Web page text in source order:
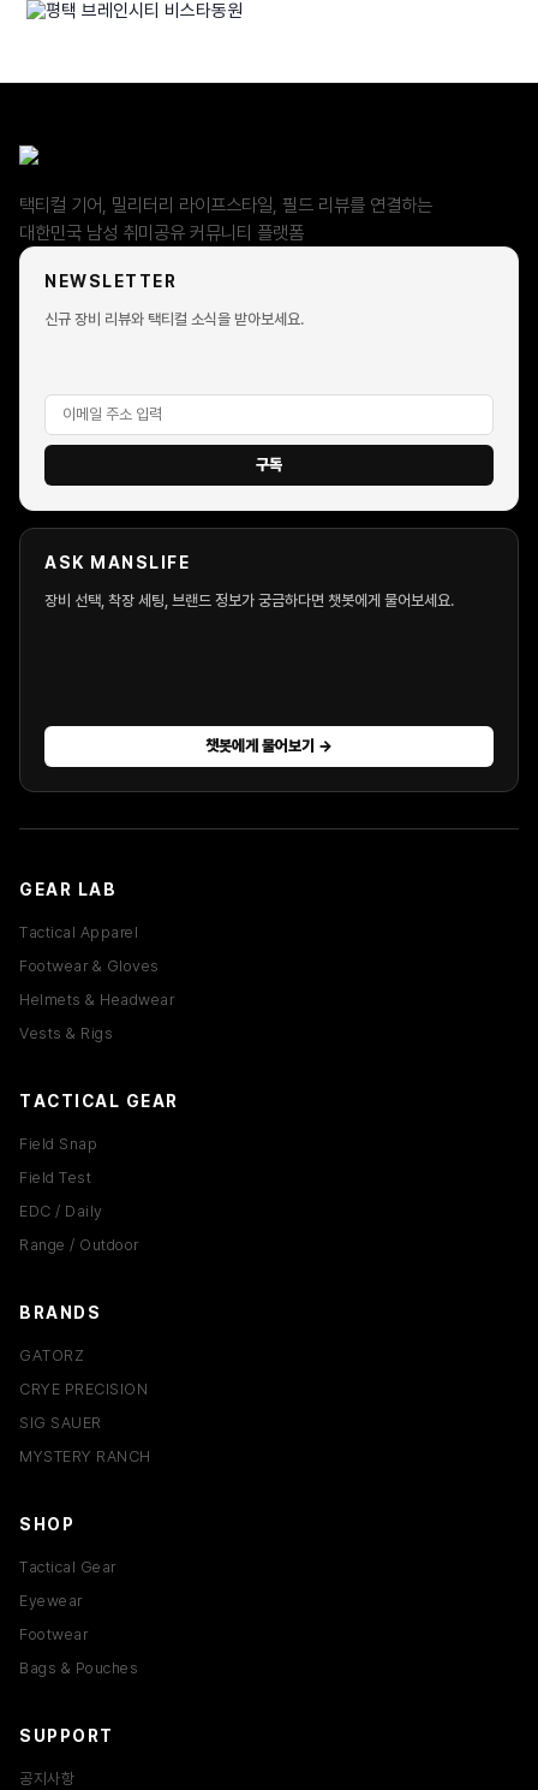
남자닷컴 협업의 강점은 무엇인가요?
회원가입 없이 커뮤니티 이용이 가능한가요?
네이버·카카오·구글 로그인 지원하나요?
소셜 로그인 계정도 일반 회원과 동일하게 이용 가능한가요?
회원가입 시 실명을 입력해야 하나요?
상품 결제는 어떤 방식으로 가능한가요?
배송 조회는 어디서 확인할 수 있나요?
EDC 세팅은 어떤 기준으로 구성하나요?
택티컬 기어, 밀리터리 라이프스타일, 필드 리뷰를 연결하는
대한민국 남성 취미공유 커뮤니티 플랫폼
NEWSLETTER
신규 장비 리뷰와 택티컬 소식을 받아보세요.
구독
ASK MANSLIFE
장비 선택, 착장 세팅, 브랜드 정보가 궁금하다면 챗봇에게 물어보세요.
챗봇에게 물어보기 →
GEAR LAB
Tactical Apparel
Footwear & Gloves
Helmets & Headwear
Vests & Rigs
TACTICAL GEAR
Field Snap
Field Test
EDC / Daily
Range / Outdoor
BRANDS
GATORZ
CRYE PRECISION
SIG SAUER
MYSTERY RANCH
SHOP
Tactical Gear
Eyewear
Footwear
Bags & Pouches
SUPPORT
공지사항